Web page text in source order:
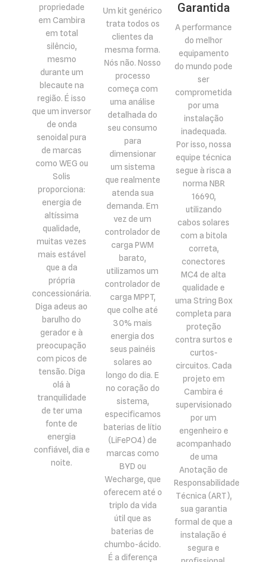
propriedade
em Cambira
em total
silêncio,
mesmo
durante um
blecaute na
região. É isso
que um inversor
de onda
senoidal pura
de marcas
como WEG ou
Solis
proporciona:
energia de
altíssima
qualidade,
muitas vezes
mais estável
que a da
própria
concessionária.
Diga adeus ao
barulho do
gerador e à
preocupação
com picos de
tensão. Diga
olá à
tranquilidade
de ter uma
fonte de
energia
confiável, dia e
noite.
Um kit genérico
trata todos os
clientes da
mesma forma.
Nós não. Nosso
processo
começa com
uma análise
detalhada do
seu consumo
para
dimensionar
um sistema
que realmente
atenda sua
demanda. Em
vez de um
controlador de
carga PWM
barato,
utilizamos um
controlador de
carga MPPT,
que colhe até
30% mais
energia dos
seus painéis
solares ao
longo do dia. E
no coração do
sistema,
especificamos
baterias de lítio
(LiFePO4) de
marcas como
BYD ou
Wecharge, que
oferecem até o
triplo da vida
útil que as
baterias de
chumbo-ácido.
É a diferença
Garantida
A performance
do melhor
equipamento
do mundo pode
ser
comprometida
por uma
instalação
inadequada.
Por isso, nossa
equipe técnica
segue à risca a
norma NBR
16690,
utilizando
cabos solares
com a bitola
correta,
conectores
MC4 de alta
qualidade e
uma String Box
completa para
proteção
contra surtos e
curtos-
circuitos. Cada
projeto em
Cambira é
supervisionado
por um
engenheiro e
acompanhado
de uma
Anotação de
Responsabilidade
Técnica (ART),
sua garantia
formal de que a
instalação é
segura e